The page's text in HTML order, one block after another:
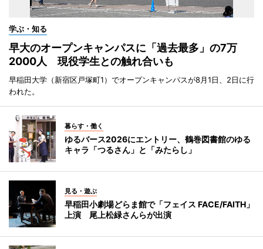
学ぶ・知る
早大のオープンキャンパスに「過去最多」の7万
2000人 現役学生との触れ合いも
早稲田大学（新宿区戸塚町1）でオープンキャンパスが8月1日、2日に行
われた。
暮らす・働く
ゆるバース2026にエントリー、鶴巻図書館のゆる
キャラ「つるさん」と「みたらし」
見る・遊ぶ
早稲田小劇場どらま館で「フェイス FACE/FAITH」
上演 尾上松緑さんらが出演